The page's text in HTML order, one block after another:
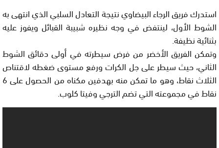
استدرك فريق الرجاء البيضاوي نتيجة التعادل السلبي الذي انتهى به
الشوط الأول، لينتفض في وجه نظيره شبيبة القبائل ويفوز عليه
بثنائية نظيفة.
وتمكن الفريق الأخضر من فرض سيطرته في أولى دقائق الشوط
الثاني، حيث سيطر على جل الكرات ورفع مستوى ضغطه لاقتناص
الثلاث نقاط، وهو ما تمكن منه بهدفين مكناه من الحصول على 6
نقاط في مجموعته التي تضم الترجي وفيتا كلوب.